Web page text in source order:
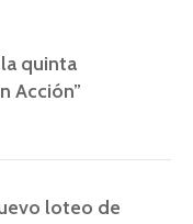
quinta
Acción”
loteo de